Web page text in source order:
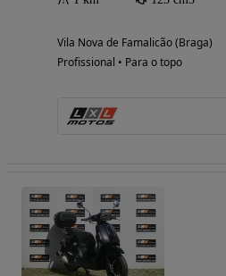
Vila Nova de Famalicão (Braga)
Profissional • Para o topo